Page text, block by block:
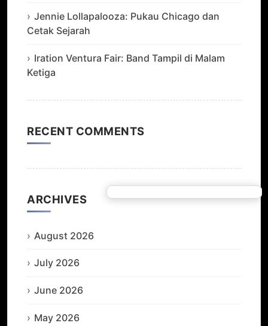
Jennie Lollapalooza: Pukau Chicago dan
Cetak Sejarah
Iration Ventura Fair: Band Tampil di Malam
Ketiga
RECENT COMMENTS
ARCHIVES
August 2026
July 2026
June 2026
May 2026